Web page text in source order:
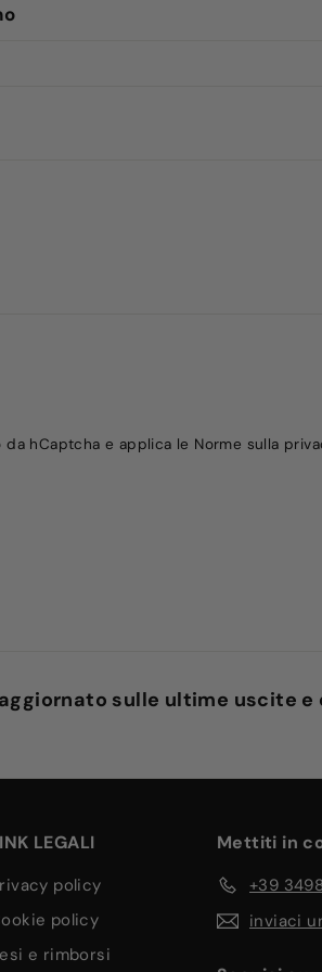
hCaptcha e applica le Norme sulla
sulle ultime uscite e
LEGALI
privacy policy
cookie policy
resi e rimborsi
Mettiti in
+39
inviaci